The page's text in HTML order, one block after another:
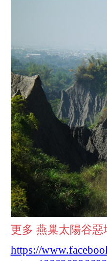
更多 燕巢太陽谷惡
https://